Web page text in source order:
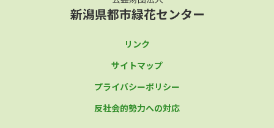
リンク
サイトマップ
プライバシーポリシー
反社会的勢力への対応